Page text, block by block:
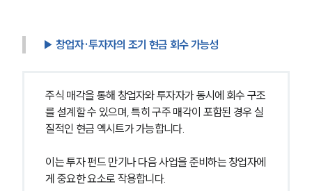
▶ 창업자·투자자의 조기 현금 회수 가능성
주식 매각을 통해 창업자와 투자자가 동시에 회수 구조
를 설계할 수 있으며, 특히 구주 매각이 포함된 경우 실
질적인 현금 엑시트가 가능합니다.
이는 투자 펀드 만기나 다음 사업을 준비하는 창업자에
게 중요한 요소로 작용합니다.